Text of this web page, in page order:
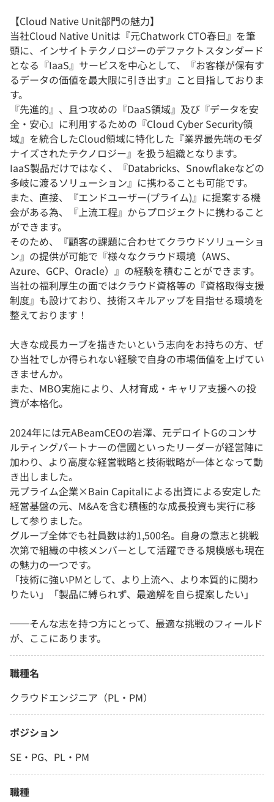
【Cloud Native Unit部門の魅力】
当社Cloud Native Unitは『元Chatwork CTO春日』を筆
頭に、インサイトテクノロジーのデファクトスタンダード
となる『IaaS』サービスを中心として、『お客様が保有す
るデータの価値を最大限に引き出す』こと目指しておりま
す。
『先進的』、且つ攻めの『DaaS領域』及び『データを安
全・安心』に利用するための『Cloud Cyber Security領
域』を統合したCloud領域に特化した『業界最先端のモダ
ナイズされたテクノロジー』を扱う組織となります。
IaaS製品だけではなく、『Databricks、Snowflakeなどの
多岐に渡るソリューション』に携わることも可能です。
また、直接、『エンドユーザー(プライム)』に提案する機
会がある為、『上流工程』からプロジェクトに携わること
ができます。
そのため、『顧客の課題に合わせてクラウドソリューショ
ン』の提供が可能で『様々なクラウド環境（AWS、
Azure、GCP、Oracle）』の経験を積むことができます。
当社の福利厚生の面ではクラウド資格等の『資格取得支援
制度』も設けており、技術スキルアップを目指せる環境を
整えております！
大きな成長カーブを描きたいという志向をお持ちの方、ぜ
ひ当社でしか得られない経験で自身の市場価値を上げてい
きませんか。
また、MBO実施により、人材育成・キャリア支援への投
資が本格化。
2024年には元ABeamCEOの岩澤、元デロイトGのコンサ
ルティングパートナーの信國といったリーダーが経営陣に
加わり、より高度な経営戦略と技術戦略が一体となって動
き出しました。
元プライム企業×Bain Capitalによる出資による安定した
経営基盤の元、M&Aを含む積極的な成長投資も実行に移
して参りました。
グループ全体でも社員数は約1,500名。自身の意志と挑戦
次第で組織の中核メンバーとして活躍できる規模感も現在
の魅力の一つです。
「技術に強いPMとして、より上流へ、より本質的に関わ
りたい」「製品に縛られず、最適解を自ら提案したい」
──そんな志を持つ方にとって、最適な挑戦のフィールド
が、ここにあります。
職種名
クラウドエンジニア（PL・PM）
ポジション
SE・PG、PL・PM
職種